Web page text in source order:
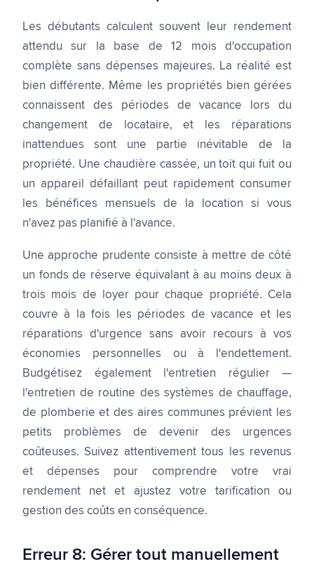
Les débutants calculent souvent leur rendement
attendu sur la base de 12 mois d'occupation
complète sans dépenses majeures. La réalité est
bien différente. Même les propriétés bien gérées
connaissent des périodes de vacance lors du
changement de locataire, et les réparations
inattendues sont une partie inévitable de la
propriété. Une chaudière cassée, un toit qui fuit ou
un appareil défaillant peut rapidement consumer
les bénéfices mensuels de la location si vous
n'avez pas planifié à l'avance.
Une approche prudente consiste à mettre de côté
un fonds de réserve équivalant à au moins deux à
trois mois de loyer pour chaque propriété. Cela
couvre à la fois les périodes de vacance et les
réparations d'urgence sans avoir recours à vos
économies personnelles ou à l'endettement.
Budgétisez également l'entretien régulier —
l'entretien de routine des systèmes de chauffage,
de plomberie et des aires communes prévient les
petits problèmes de devenir des urgences
coûteuses. Suivez attentivement tous les revenus
et dépenses pour comprendre votre vrai
rendement net et ajustez votre tarification ou
gestion des coûts en conséquence.
Erreur 8: Gérer tout manuellement